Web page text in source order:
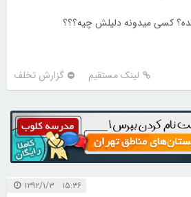
کسی میدونه دلیلش چیه؟؟؟
لینک مستقیم گزارش تخلف
۱۵:۳۶ ۱۳۹۲/۱/۳